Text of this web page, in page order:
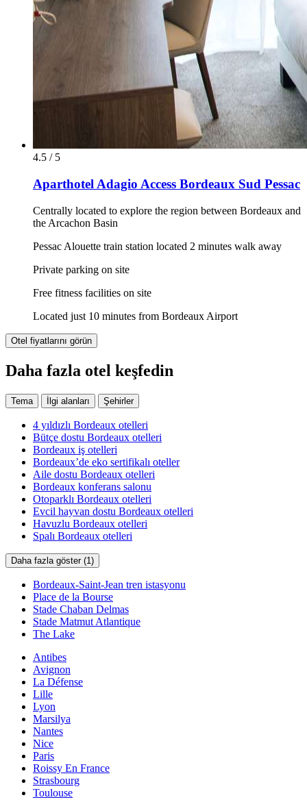
4.5 / 5
Aparthotel Adagio Access Bordeaux Sud Pessac
Centrally located to explore the region between Bordeaux and
the Arcachon Basin
Pessac Alouette train station located 2 minutes walk away
Private parking on site
Free fitness facilities on site
Located just 10 minutes from Bordeaux Airport
Otel fiyatlarını görün
Daha fazla otel keşfedin
Tema İlgi alanları Şehirler
4 yıldızlı Bordeaux otelleri
Bütçe dostu Bordeaux otelleri
Bordeaux iş otelleri
Bordeaux’de eko sertifikalı oteller
Aile dostu Bordeaux otelleri
Bordeaux konferans salonu
Otoparklı Bordeaux otelleri
Evcil hayvan dostu Bordeaux otelleri
Havuzlu Bordeaux otelleri
Spalı Bordeaux otelleri
Daha fazla göster (1)
Bordeaux-Saint-Jean tren istasyonu
Place de la Bourse
Stade Chaban Delmas
Stade Matmut Atlantique
The Lake
Antibes
Avignon
La Défense
Lille
Lyon
Marsilya
Nantes
Nice
Paris
Roissy En France
Strasbourg
Toulouse